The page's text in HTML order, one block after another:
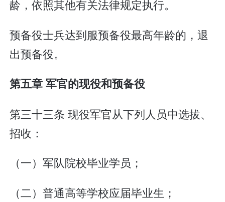
龄，依照其他有关法律规定执行。
预备役士兵达到服预备役最高年龄的，退
出预备役。
第五章 军官的现役和预备役
第三十三条 现役军官从下列人员中选拔、
招收：
（一）军队院校毕业学员；
（二）普通高等学校应届毕业生；